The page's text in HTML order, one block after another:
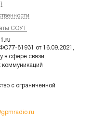
СОУТ
81931 от 16.09.2021,
в сфере связи,
коммуникаций
с ограниченной